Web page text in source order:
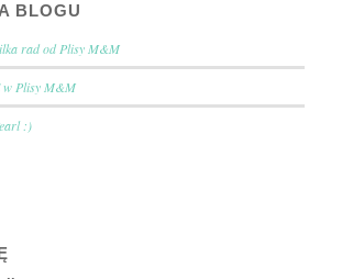
BLOGU
rad od Plisy M&M
w Plisy M&M
:)